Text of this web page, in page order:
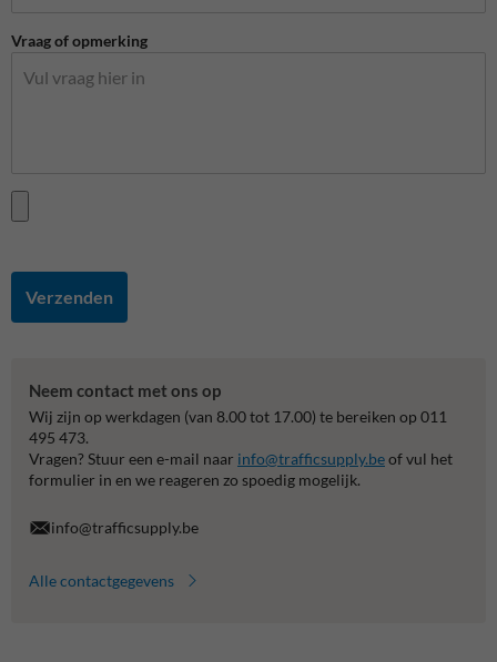
Vraag of opmerking
Verzenden
Neem contact met ons op
Wij zijn op werkdagen (van 8.00 tot 17.00) te bereiken op 011
495 473.
Vragen? Stuur een e-mail naar info@trafficsupply.beof vul het
formulier in en we reageren zo spoedig mogelijk.
info@trafficsupply.be
Alle contactgegevens